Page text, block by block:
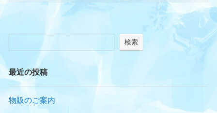
検索
最近の投稿
物販のご案内